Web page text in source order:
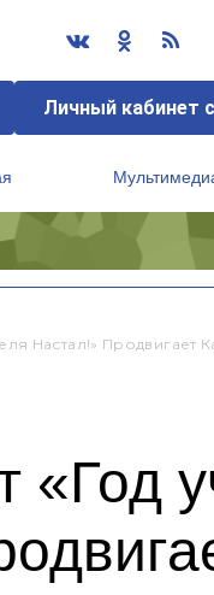
Личный кабинет
Настал!» Продвигает
«Год